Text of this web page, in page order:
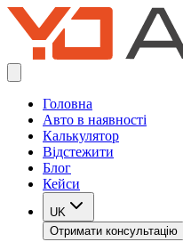
Головна
Авто в наявності
Калькулятор
Відстежити
Блог
Кейси
UK
Отримати консультацію